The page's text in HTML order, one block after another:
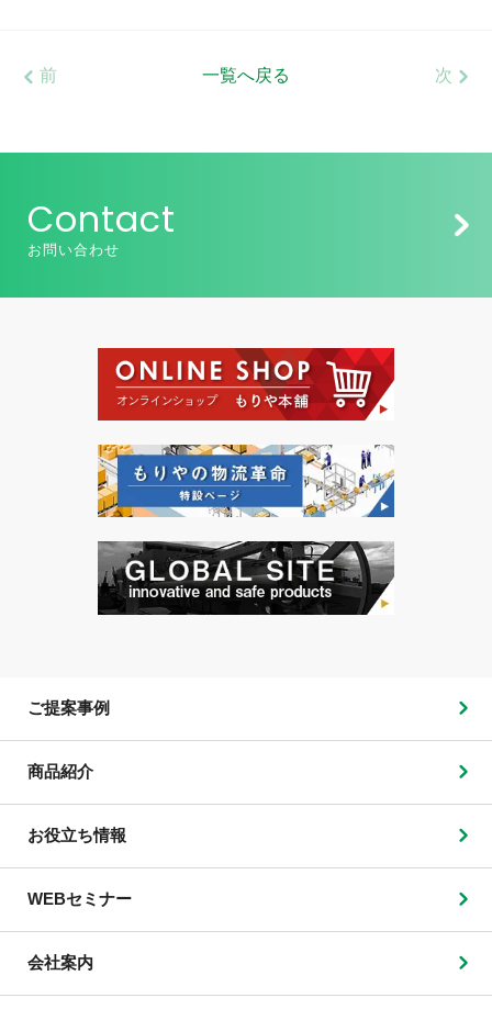
前 一覧へ戻る 次
Contact
お問い合わせ
ご提案事例
商品紹介
お役立ち情報
WEBセミナー
会社案内